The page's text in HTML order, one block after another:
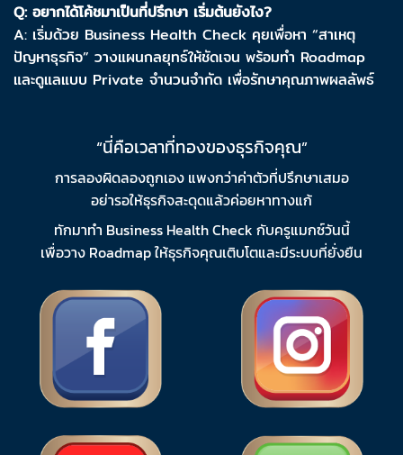
Q: อยากได้โค้ชมาเป็นที่ปรึกษา เริ่มต้นยังไง?
A: เริ่มด้วย Business Health Check คุยเพื่อหา “สาเหตุ
ปัญหาธุรกิจ” วางแผนกลยุทธ์ให้ชัดเจน พร้อมทำ Roadmap
และดูแลแบบ Private จำนวนจำกัด เพื่อรักษาคุณภาพผลลัพธ์
“นี่คือเวลาที่ทองของธุรกิจคุณ”
การลองผิดลองถูกเอง แพงกว่าค่าตัวที่ปรึกษาเสมอ
อย่ารอให้ธุรกิจสะดุดแล้วค่อยหาทางแก้
ทักมาทำ Business Health Check กับครูแมกซ์วันนี้
เพื่อวาง Roadmap ให้ธุรกิจคุณเติบโตและมีระบบที่ยั่งยืน